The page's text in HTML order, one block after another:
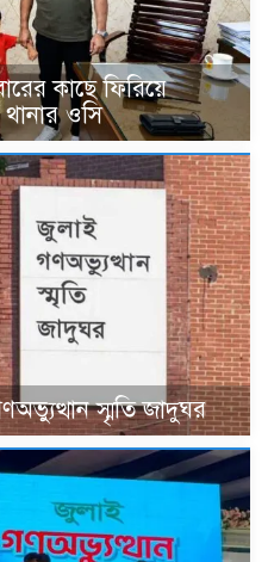
কাছে ফিরিয়ে
ওসি
স্মৃতি জাদুঘর